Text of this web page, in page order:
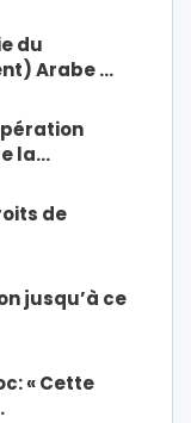
du
Arabe …
la…
de
jusqu’à ce
« Cette